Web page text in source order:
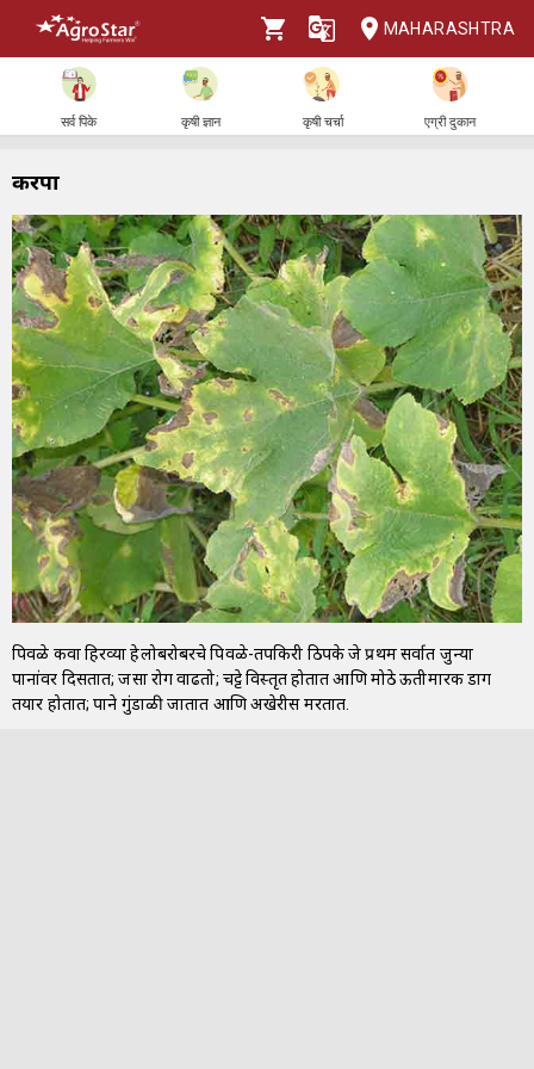
MAHARASHTRA
सर्व पिके कृषी ज्ञान कृषी चर्चा एग्री दुकान
करपा
पिवळे किंवा हिरव्या हेलोबरोबरचे पिवळे-तपकिरी ठिपके जे प्रथम सर्वात जुन्या
पानांवर दिसतात; जसा रोग वाढतो; चट्टे विस्तृत होतात आणि मोठे ऊतीमारक डाग
तयार होतात; पाने गुंडाळी जातात आणि अखेरीस मरतात.